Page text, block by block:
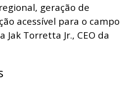
geração de
acessível para o campo
Jak Torretta Jr., CEO da